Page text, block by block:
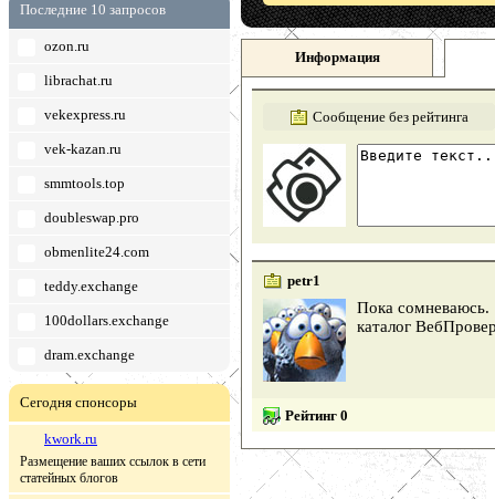
Последние 10 запросов
ozon.ru
librachat.ru
vekexpress.ru
vek-kazan.ru
smmtools.top
doubleswap.pro
obmenlite24.com
teddy.exchange
100dollars.exchange
dram.exchange
Сегодня спонсоры
kwork.ru
Размещение ваших ссылок в сети
статейных блогов
Информация
Сообщение без рейтинга
petr1
Пока сомневаюсь.
каталог
Рейтинг 0